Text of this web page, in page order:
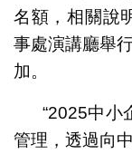
名額，相關說
事處演講廳舉
加。
“2025中小
管理，透過向